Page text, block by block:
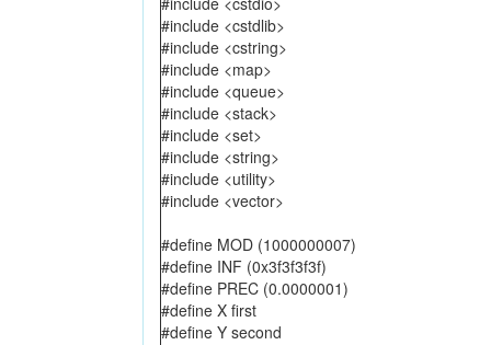
#include <cstdlib>
#include <cstring>
#include <map>
#include <queue>
#include <stack>
#include <set>
#include <string>
#include <utility>
#include <vector>
#define MOD (1000000007)
#define INF (0x3f3f3f3f)
#define PREC (0.0000001)
#define X first
#define Y second